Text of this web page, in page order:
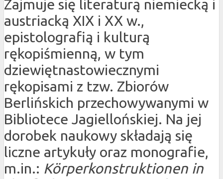
Zajmuje się literaturą niemiecką i
austriacką XIX i XX w.,
epistolografią i kulturą
rękopiśmienną, w tym
dziewiętnastowiecznymi
rękopisami z tzw. Zbiorów
Berlińskich przechowywanymi w
Bibliotece Jagiellońskiej. Na jej
dorobek naukowy składają się
liczne artykuły oraz monografie,
m.in.: Körperkonstruktionen in